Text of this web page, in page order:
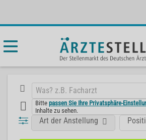
Bittepassen Sie Ihre Privatsphäre-
Inhalte zu sehen.
Art der Anstellung